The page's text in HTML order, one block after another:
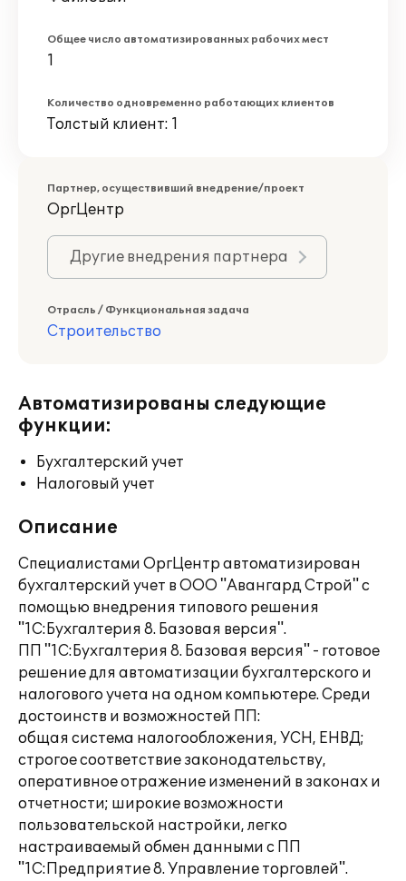
Общее число автоматизированных рабочих мест
1
Количество одновременно работающих клиентов
Толстый клиент: 1
Партнер, осуществивший внедрение/проект
ОргЦентр
Другие внедрения партнера
Отрасль / Функциональная задача
Строительство
Автоматизированы следующие
функции:
Бухгалтерский учет
Налоговый учет
Описание
Специалистами ОргЦентр автоматизирован
бухгалтерский учет в ООО "Авангард Строй" с
помощью внедрения типового решения
"1С:Бухгалтерия 8. Базовая версия".
ПП "1С:Бухгалтерия 8. Базовая версия" - готовое
решение для автоматизации бухгалтерского и
налогового учета на одном компьютере. Среди
достоинств и возможностей ПП:
общая система налогообложения, УСН, ЕНВД;
строгое соответствие законодательству,
оперативное отражение изменений в законах и
отчетности; широкие возможности
пользовательской настройки, легко
настраиваемый обмен данными с ПП
"1С:Предприятие 8. Управление торговлей".